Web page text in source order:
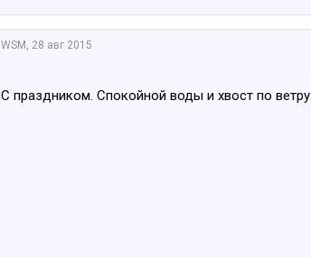
WSM , 28 авг 2015
С праздником. Спокойной воды и хвост по ветру